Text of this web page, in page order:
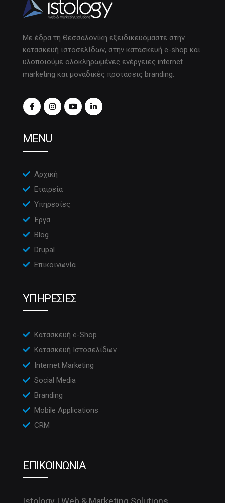
Με έδρα τη Θεσσαλονίκη εξειδικευόμαστε στην
κατασκευή ιστοσελίδων, στην κατασκευή e-shop και
υλοποιούμε ολοκληρωμένες ενέργειες internet
marketing και μοναδικές προτάσεις branding.
MENU
Αρχική
Εταιρεία
Υπηρεσίες
Έργα
Blog
Drupal
Επικοινωνία
ΥΠΗΡΕΣΙΕΣ
Κατασκευή e-Shop
Κατασκευή Ιστοσελίδων
Internet Marketing
Social Media
Branding
Mobile Applications
CRM
ΕΠΙΚΟΙΝΩΝΙΑ